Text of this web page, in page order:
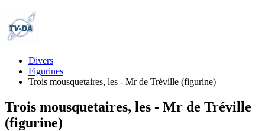
Divers
Figurines
Trois mousquetaires, les - Mr de Tréville (figurine)
Trois mousquetaires, les - Mr de Tréville
(figurine)